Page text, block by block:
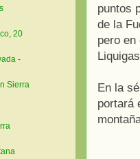
puntos
de la
pero
En la
portará
20
-
Sierra